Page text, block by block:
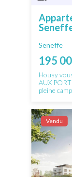
Seneffe
195
Housy
AUX
pleine
Vendu